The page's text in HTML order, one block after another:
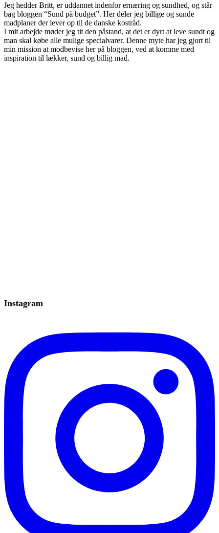
Jeg hedder Britt, er uddannet indenfor ernæring og sundhed, og står
bag bloggen “Sund på budget”. Her deler jeg billige og sunde
madplaner der lever op til de danske kostråd.
I mit arbejde møder jeg tit den påstand, at det er dyrt at leve sundt og
man skal købe alle mulige specialvarer. Denne myte har jeg gjort til
min mission at modbevise her på bloggen, ved at komme med
inspiration til lækker, sund og billig mad.
Instagram